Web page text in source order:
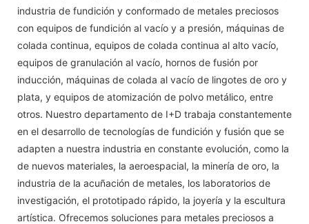
industria de fundición y conformado de metales preciosos
con equipos de fundición al vacío y a presión, máquinas de
colada continua, equipos de colada continua al alto vacío,
equipos de granulación al vacío, hornos de fusión por
inducción, máquinas de colada al vacío de lingotes de oro y
plata, y equipos de atomización de polvo metálico, entre
otros. Nuestro departamento de I+D trabaja constantemente
en el desarrollo de tecnologías de fundición y fusión que se
adapten a nuestra industria en constante evolución, como la
de nuevos materiales, la aeroespacial, la minería de oro, la
industria de la acuñación de metales, los laboratorios de
investigación, el prototipado rápido, la joyería y la escultura
artística. Ofrecemos soluciones para metales preciosos a